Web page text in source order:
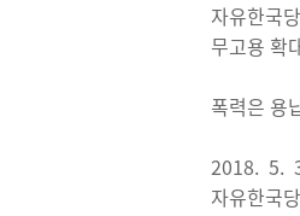
자유한국
무고용 확
폭력은 용
2018. 5.
자유한국